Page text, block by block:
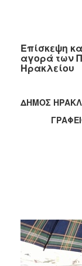
2022
2021
2019
2018
2011
2010
2006
Επίσκεψη
αγορά των
Ηρακλείου
ΔΗΜΟΣ
ΓΡΑΦΕΙΟ